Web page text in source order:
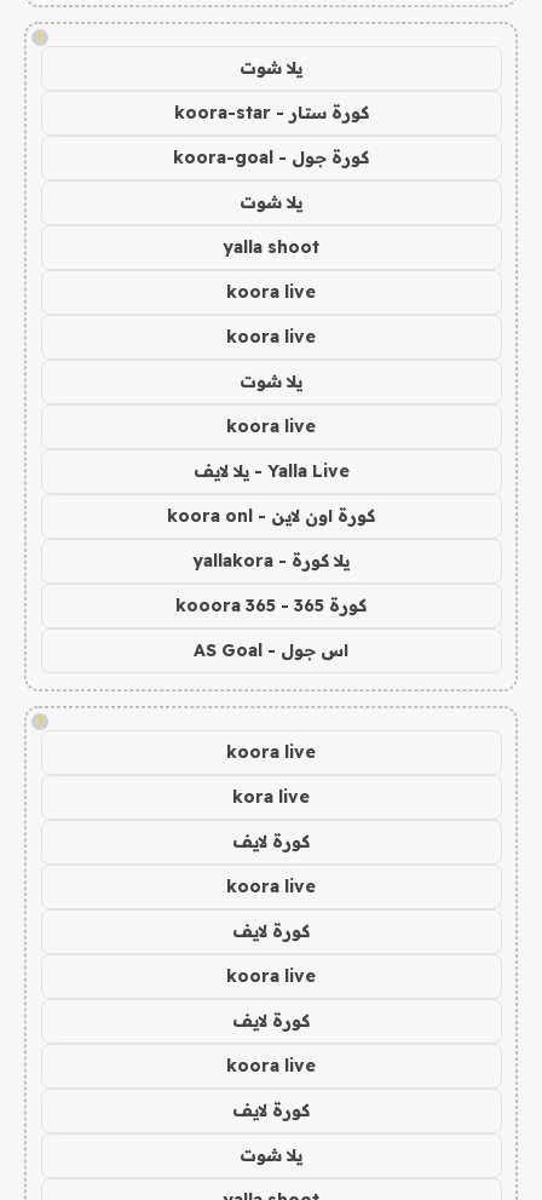
!
يلا شوت
كورة ستار - koora-star
كورة جول - koora-goal
يلا شوت
yalla shoot
koora live
koora live
يلا شوت
koora live
Yalla Live - يلا لايف
كورة اون لاين - koora onl
يلا كورة - yallakora
كورة 365 - kooora 365
اس جول - AS Goal
!
koora live
kora live
كورة لايف
koora live
كورة لايف
koora live
كورة لايف
koora live
كورة لايف
يلا شوت